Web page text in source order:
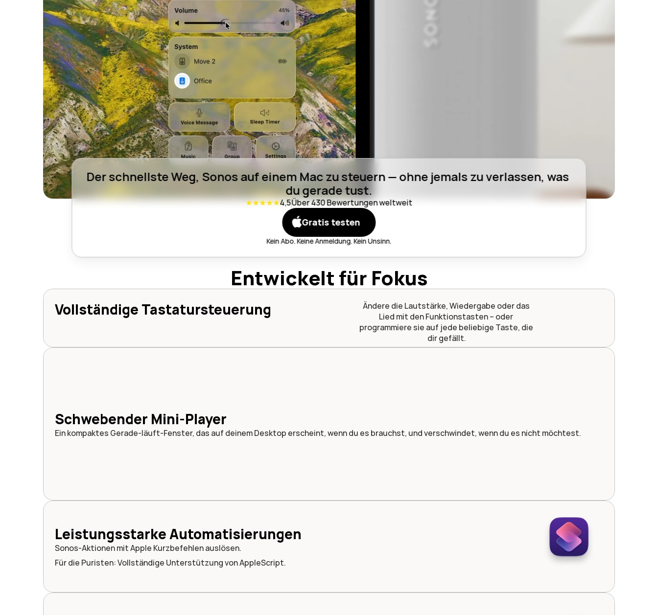
Der schnellste Weg, Sonos auf einem Mac zu steuern — ohne jemals zu verlassen, was
du gerade tust.
★★★★★4,5Über 430 Bewertungen weltweit
Gratis testen
Kein Abo. Keine Anmeldung. Kein Unsinn.
Entwickelt für Fokus
Vollständige Tastatursteuerung
Ändere die Lautstärke, Wiedergabe oder das
Lied mit den Funktionstasten – oder
programmiere sie auf jede beliebige Taste, die
dir gefällt.
Schwebender Mini-Player
Ein kompaktes Gerade-läuft-Fenster, das auf deinem Desktop erscheint, wenn du es brauchst, und verschwindet, wenn du es nicht möchtest.
Leistungsstarke Automatisierungen
Sonos-Aktionen mit Apple Kurzbefehlen auslösen.
Für die Puristen: Vollständige Unterstützung von AppleScript.